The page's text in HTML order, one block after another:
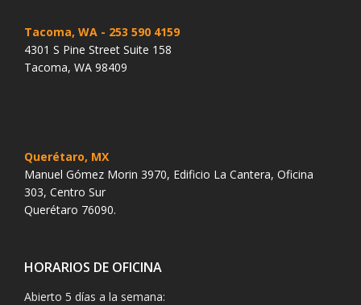
Tacoma, WA - 253 590 4159
4301 S Pine Street Suite 158
Tacoma, WA 98409
Querétaro, MX
Manuel Gómez Morin 3970, Edificio La Cantera, Oficina
303, Centro Sur
Querétaro 76090.
HORARIOS DE OFICINA
Abierto 5 días a la semana: